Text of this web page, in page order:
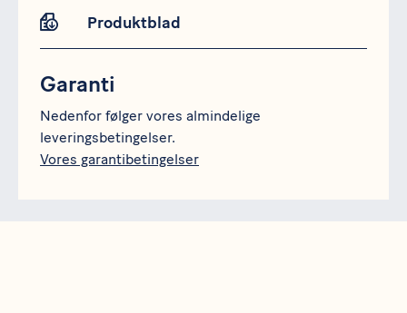
Produktblad
Garanti
Nedenfor følger vores almindelige
leveringsbetingelser.
Vores garantibetingelser